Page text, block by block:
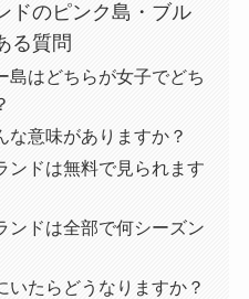
ドのピンク島・ブル
る質問
島はどちらが女子でどち
な意味がありますか？
ンドは無料で見られます
ンドは全部で何シーズン
いたらどうなりますか？